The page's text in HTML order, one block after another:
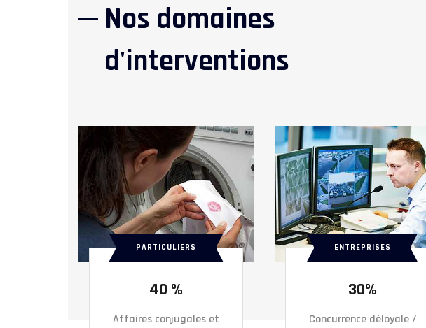
Nos domaines
d'interventions
PARTICULIERS
40 %
Affaires conjugales et
ENTREPRISES
30%
Concurrence déloyale /